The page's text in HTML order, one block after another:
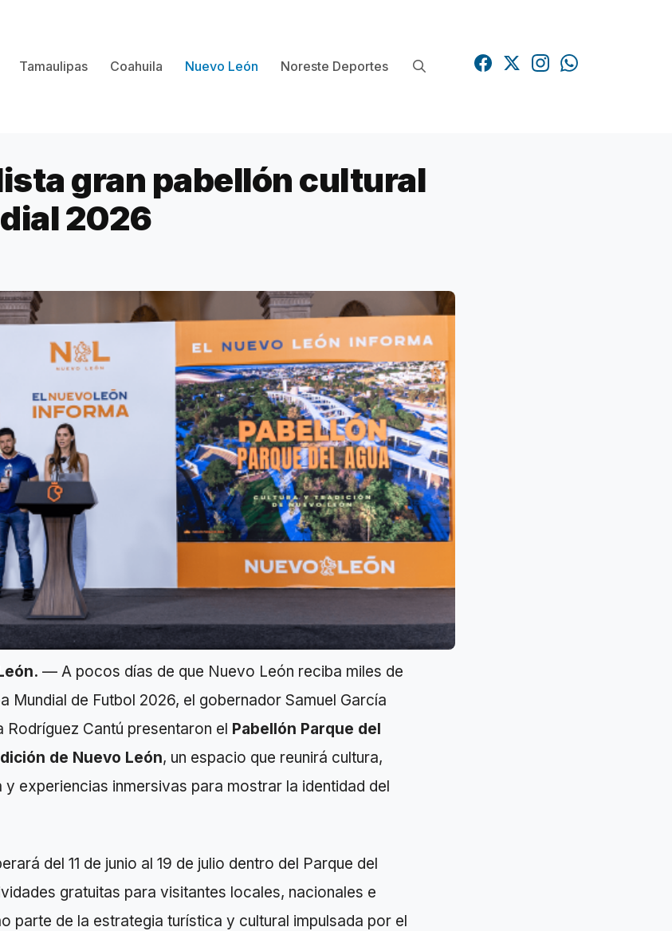
Tamaulipas Coahuila Nuevo León Noreste Deportes
gran pabellón cultural
2026
— A pocos días de que Nuevo León reciba miles de
Mundial de Futbol 2026, el gobernador Samuel García
Rodríguez Cantú presentaron el Pabellón Parque del
de Nuevo León, un espacio que reunirá cultura,
y experiencias inmersivas para mostrar la identidad del
del 11 de junio al 19 de julio dentro del Parque del
gratuitas para visitantes locales, nacionales e
parte de la estrategia turística y cultural impulsada por el